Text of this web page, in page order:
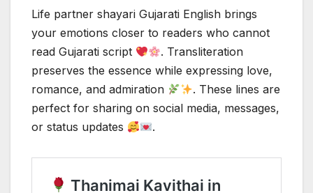
Life partner shayari Gujarati English brings
your emotions closer to readers who cannot
read Gujarati script
. Transliteration
preserves the essence while expressing love,
romance, and admiration
. These lines are
perfect for sharing on social media, messages,
or status updates
.